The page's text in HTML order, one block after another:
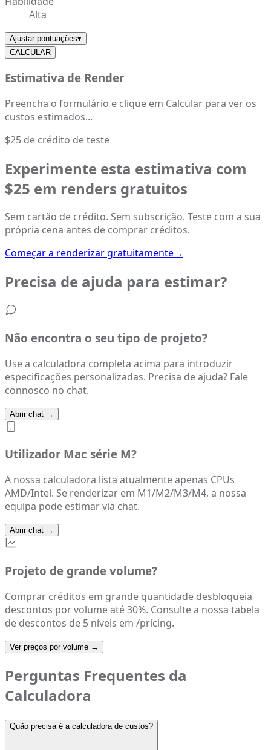
Alta
Ajustar pontuações▾
CALCULAR
Estimativa de Render
Preencha o formulário e clique em Calcular para ver os
custos estimados...
$25 de crédito de teste
Experimente esta estimativa com
$25 em renders gratuitos
Sem cartão de crédito. Sem subscrição. Teste com a sua
própria cena antes de comprar créditos.
Começar a renderizar gratuitamente→
Precisa de ajuda para estimar?
Não encontra o seu tipo de projeto?
Use a calculadora completa acima para introduzir
especificações personalizadas. Precisa de ajuda? Fale
connosco no chat.
Abrir chat →
Utilizador Mac série M?
A nossa calculadora lista atualmente apenas CPUs
AMD/Intel. Se renderizar em M1/M2/M3/M4, a nossa
equipa pode estimar via chat.
Abrir chat →
Projeto de grande volume?
Comprar créditos em grande quantidade desbloqueia
descontos por volume até 30%. Consulte a nossa tabela
de descontos de 5 níveis em /pricing.
Ver preços por volume →
Perguntas Frequentes da
Calculadora
Quão precisa é a calculadora de custos?